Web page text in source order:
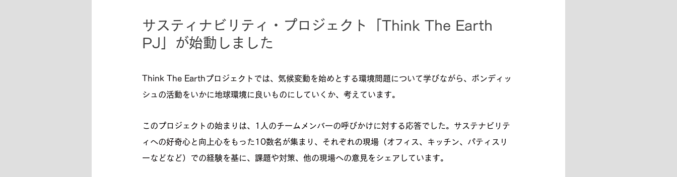
サスティナビリティ・プロジェクト「Think The Earth
PJ」が始動しました
Think The Earthプロジェクトでは、気候変動を始めとする環境問題について学びながら、ボンディッ
シュの活動をいかに地球環境に良いものにしていくか、考えています。
このプロジェクトの始まりは、1人のチームメンバーの呼びかけに対する応答でした。サステナビリテ
ィへの好奇心と向上心をもった10数名が集まり、それぞれの現場（オフィス、キッチン、パティスリ
ーなどなど）での経験を基に、課題や対策、他の現場への意見をシェアしています。